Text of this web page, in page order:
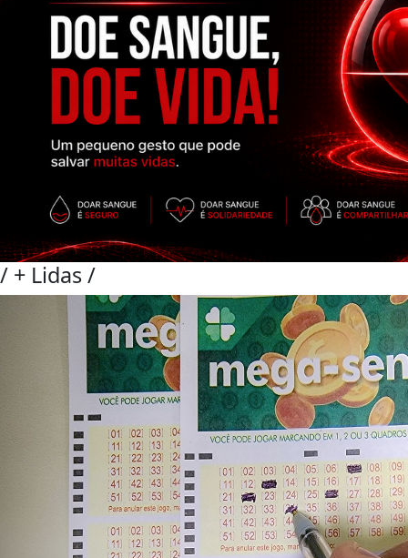
/ + Lidas/